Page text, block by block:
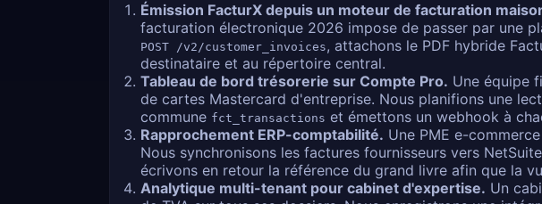
Émission FacturX depuis un moteur de facturation
facturation électronique 2026 impose de passer par une
POST /v2/customer_invoices, attachons le PDF hybride
destinataire et au répertoire central.
Tableau de bord trésorerie sur Compte Pro. Une équipe
de cartes Mastercard d'entreprise. Nous planifions une
commune fct_transactions et émettons un webhook à
Rapprochement ERP-comptabilité. Une PME e-
Nous synchronisons les factures fournisseurs vers
écrivons en retour la référence du grand livre afin que la
Analytique multi-tenant pour cabinet d'expertise. Un